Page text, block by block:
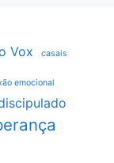
Vox casais
emocional